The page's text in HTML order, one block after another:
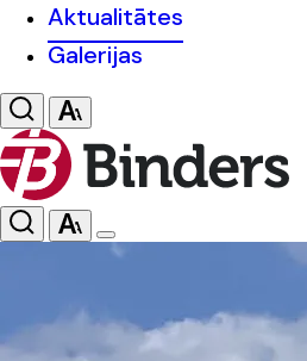
Aktualitātes
Galerijas